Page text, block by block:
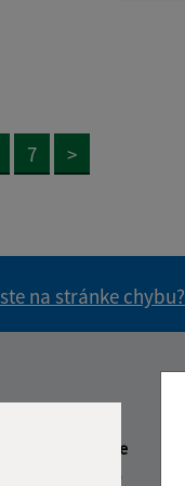
7 >
na stránke chybu?
Čas poobede
12:00 - 15:00